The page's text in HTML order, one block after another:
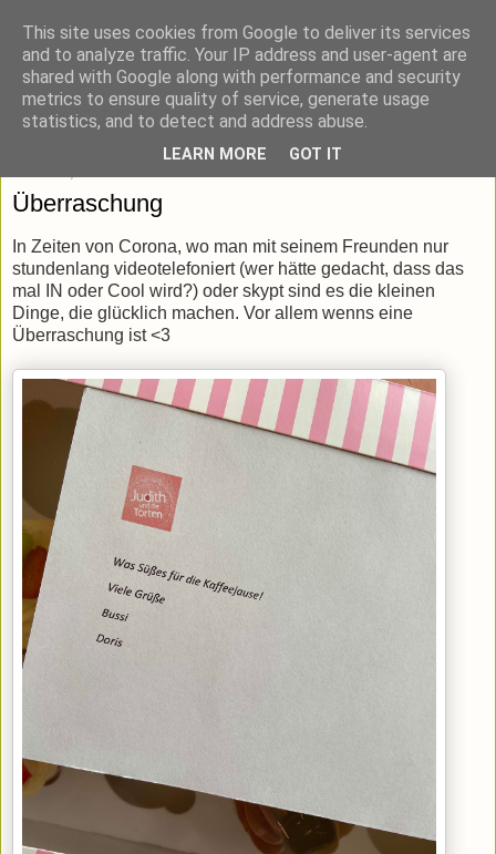
blick-punkt[e..]
Momentaufnahmen von unterwegs & daheim.
Überraschung
In Zeiten von Corona, wo man mit seinem Freunden nur
stundenlang videotelefoniert (wer hätte gedacht, dass das
mal IN oder Cool wird?) oder skypt sind es die kleinen
Dinge, die glücklich machen. Vor allem wenns eine
Überraschung ist <3
This site uses cookies from Google to deliver its services
and to analyze traffic. Your IP address and user-agent are
shared with Google along with performance and security
metrics to ensure quality of service, generate usage
statistics, and to detect and address abuse.
LEARN MORE GOT IT